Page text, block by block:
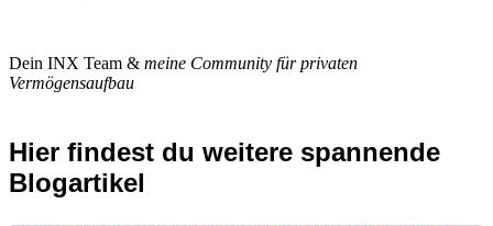
Dein INX Team & meine Community für privaten
Vermögensaufbau
Hier findest du weitere spannende
Blogartikel